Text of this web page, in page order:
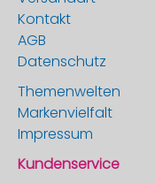
Kontakt
AGB
Datenschutz
Themenwelten
Markenvielfalt
Impressum
Kundenservice